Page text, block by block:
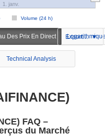
Volume (24 h)
1. janv.
Des Prix En Direct Exportation
Technical Analysis
FAQ –
du Marché